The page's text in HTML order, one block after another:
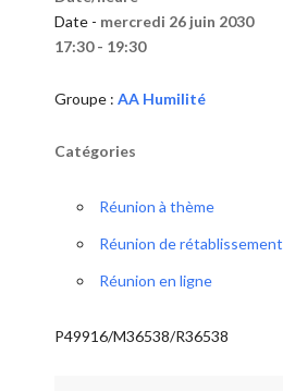
Date - mercredi 26 juin 2030
17:30 - 19:30
Groupe : AA Humilité
Catégories
Réunion à thème
Réunion de rétablissement
Réunion en ligne
P49916/M36538/R36538